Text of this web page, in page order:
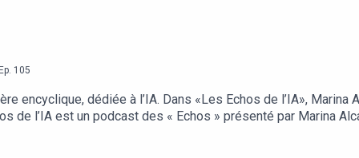
105
encyclique, dédiée à l’IA. Dans «Les Echos de l’IA»,
de l’IA est un podcast des « Echos » présenté par Marina
: Marina Alcaraz. Rédaction en chef : Clémence
maître de conférences à l’Université Catholique de Lyon).